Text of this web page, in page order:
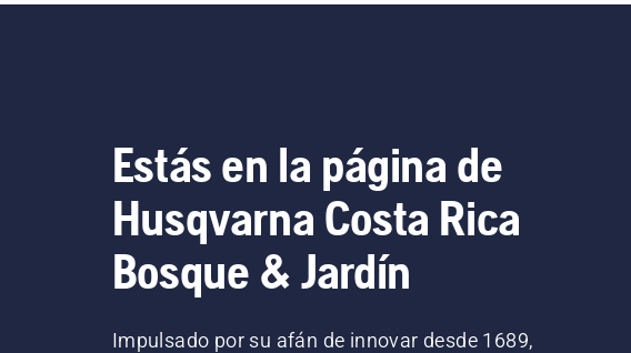
Estás en la página de
Husqvarna Costa Rica
Bosque & Jardín
Impulsado por su afán de innovar desde 1689,